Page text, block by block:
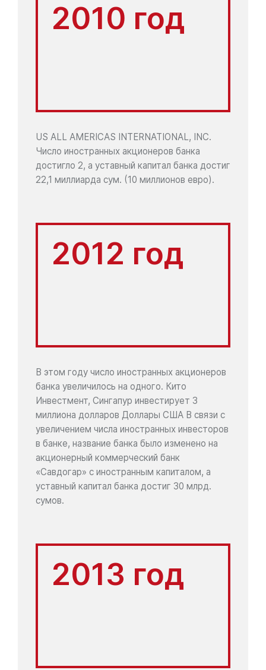
2010 год
US ALL AMERICAS INTERNATIONAL, INC.
Число иностранных акционеров банка
достигло 2, а уставный капитал банка достиг
22,1 миллиарда сум. (10 миллионов евро).
2012 год
В этом году число иностранных акционеров
банка увеличилось на одного. Кито
Инвестмент, Сингапур инвестирует 3
миллиона долларов Доллары США В связи с
увеличением числа иностранных инвесторов
в банке, название банка было изменено на
акционерный коммерческий банк
«Савдогар» с иностранным капиталом, а
уставный капитал банка достиг 30 млрд.
сумов.
2013 год